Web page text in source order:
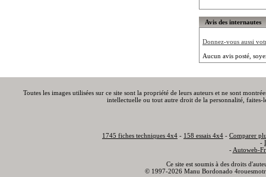
Avis des internautes
Donnez-vous aussi
Aucun avis posté,
Toutes les images utilisées sur ce site sont la propriété de leurs auteurs et ne sont
intellectuelle ou tout autre droit de la personnalité,
1745 fiches techniques 4x4 - 158 essais 4x4 - Comparer
-
- Autoweb-
Ce site est soumis à des droits
© 1997-2026 Manu Bordonado